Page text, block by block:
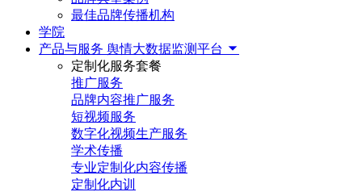
最佳品牌传播机构
学院
产品与服务 舆情大数据监测平台
定制化服务套餐
推广服务
品牌内容推广服务
短视频服务
数字化视频生产服务
学术传播
专业定制化内容传播
定制化内训